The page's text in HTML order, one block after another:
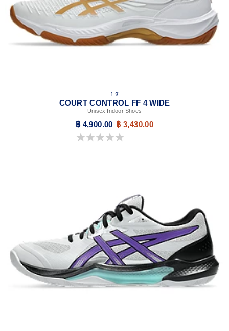
1 สี
COURT CONTROL FF 4 WIDE
Unisex Indoor Shoes
฿ 4,900.00 ฿ 3,430.00
0.0 จาก 5 ดาว